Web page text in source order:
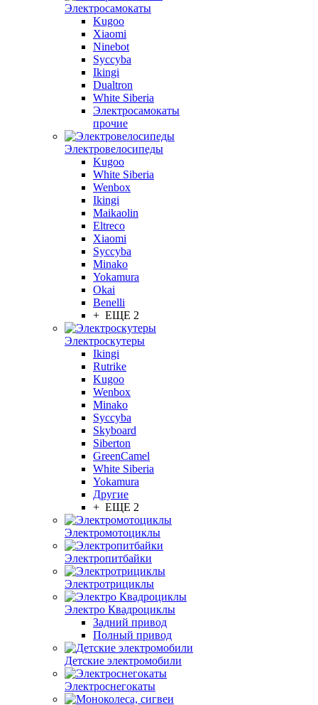
Электросамокаты
Kugoo
Xiaomi
Ninebot
Syccyba
Ikingi
Dualtron
White Siberia
Электросамокаты
прочие
Электровелосипеды
Kugoo
White Siberia
Wenbox
Ikingi
Maikaolin
Eltreco
Xiaomi
Syccyba
Minako
Yokamura
Okai
Benelli
+ ЕЩЕ 2
Электроскутеры
Ikingi
Rutrike
Kugoo
Wenbox
Minako
Syccyba
Skyboard
Siberton
GreenCamel
White Siberia
Yokamura
Другие
+ ЕЩЕ 2
Электромотоциклы
Электропитбайки
Электротрициклы
Электро Квадроциклы
Задний привод
Полный привод
Детские электромобили
Электроснегокаты